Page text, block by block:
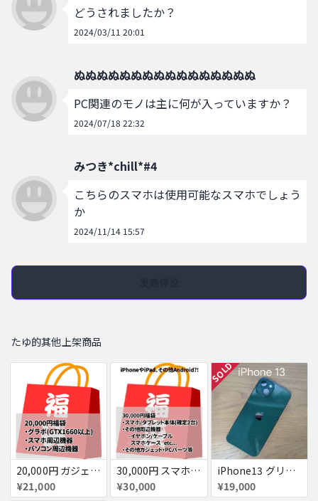
どうされましたか？
2024/03/11 20:01
ぬぬぬぬぬぬぬぬぬぬぬぬぬぬぬぬ
PC関連のモノは主に何が入っていますか？
2024/07/18 22:32
みつき*chill*#4
こちらのスマホは使用可能なスマホでしょう
か
2024/11/14 15:57
たゆ的其他上架商品
20,000円 ガジェット福袋！確定でGTX1660以上のグラフィックボード、スマホ・パソコン周辺機器が入っています！
¥21,000
30,000円 スマホ福袋！確定でスマホ/タブレット計2台入ってます！(他にもケースやケーブル、イヤホン)
¥30,000
SOLD
iPhone13 グリーン ジャンク
¥19,000